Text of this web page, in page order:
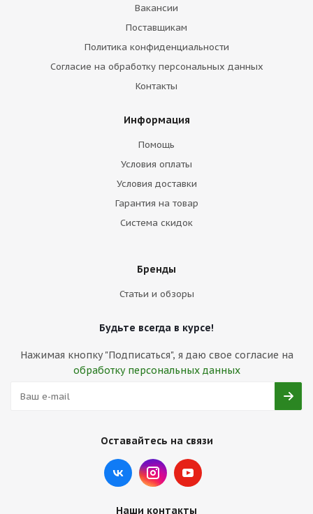
Вакансии
Поставщикам
Политика конфиденциальности
Согласие на обработку персональных данных
Контакты
Информация
Помощь
Условия оплаты
Условия доставки
Гарантия на товар
Система скидок
Бренды
Статьи и обзоры
Будьте всегда в курсе!
Нажимая кнопку "Подписаться", я даю свое согласие на
обработку персональных данных
Оставайтесь на связи
Наши контакты